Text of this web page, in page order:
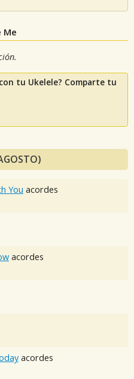
Me
con tu Ukelele? Comparte tu
You acordes
acordes
acordes